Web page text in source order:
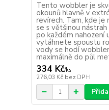
Tento wobbler je
okounů hlavně v
revírech. Tam, kde je
se s většinou
po každém nahození
vytáhnete spoustu
vody se hodí
maximálně do půl
334 Kč/ks
276,03 Kč bez DPH